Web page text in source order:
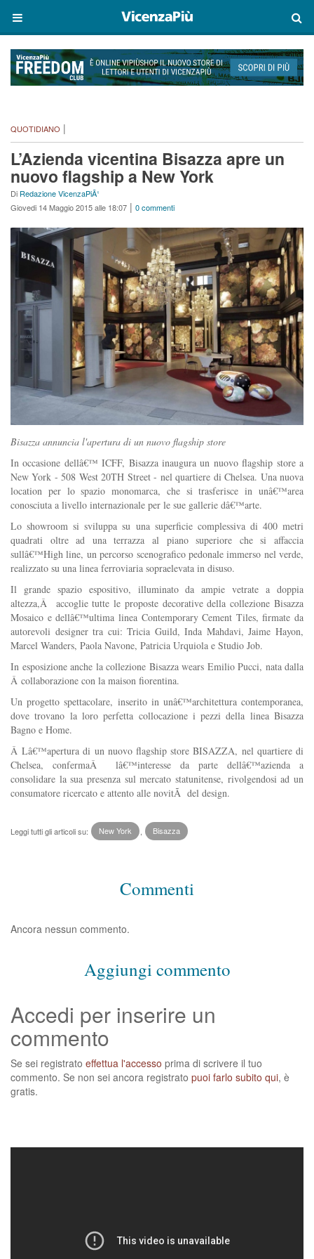
QUOTIDIANO |
L’Azienda vicentina Bisazza apre un
nuovo flagship a New York
Di Redazione VicenzaPiÃ¹
Giovedi 14 Maggio 2015 alle 18:07 | 0 commenti
Bisazza annuncia l'apertura di un nuovo flagship store
In occasione dellâ€™ ICFF, Bisazza inaugura un nuovo flagship store a
New York - 508 West 20TH Street - nel quartiere di Chelsea. Una nuova
location per lo spazio monomarca, che si trasferisce in unâ€™area
conosciuta a livello internazionale per le sue gallerie dâ€™arte.
Lo showroom si sviluppa su una superficie complessiva di 400 metri
quadrati oltre ad una terrazza al piano superiore che si affaccia
sullâ€™High line, un percorso scenografico pedonale immerso nel verde,
realizzato su una linea ferroviaria sopraelevata in disuso.
Il grande spazio espositivo, illuminato da ampie vetrate a doppia
altezza,Â accoglie tutte le proposte decorative della collezione Bisazza
Mosaico e dellâ€™ultima linea Contemporary Cement Tiles, firmate da
autorevoli designer tra cui: Tricia Guild, Inda Mahdavi, Jaime Hayon,
Marcel Wanders, Paola Navone, Patricia Urquiola e Studio Job.
In esposizione anche la collezione Bisazza wears Emilio Pucci, nata dalla
Â collaborazione con la maison fiorentina.
Un progetto spettacolare, inserito in unâ€™architettura contemporanea,
dove trovano la loro perfetta collocazione i pezzi della linea Bisazza
Bagno e Home.
Â Lâ€™apertura di un nuovo flagship store BISAZZA, nel quartiere di
Chelsea, confermaÂ lâ€™interesse da parte dellâ€™azienda a
consolidare la sua presenza sul mercato statunitense, rivolgendosi ad un
consumatore ricercato e attento alle novitÃ del design.
Leggi tutti gli articoli su: New York Bisazza
Commenti
Ancora nessun commento.
Aggiungi commento
Accedi per inserire un
commento
Se sei registrato effettua l'accesso prima di scrivere il tuo
commento. Se non sei ancora registrato puoi farlo subito qui, è
gratis.